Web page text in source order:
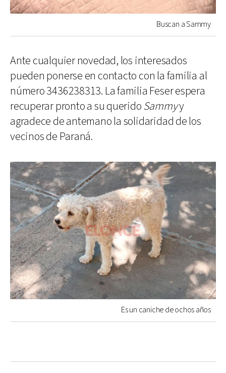
Buscan a Sammy
Ante cualquier novedad, los interesados
pueden ponerse en contacto con la familia al
número 3436238313. La familia Feser espera
recuperar pronto a su queridoSammyy
agradece de antemano la solidaridad de los
vecinos de Paraná.
Es un caniche de ochos años